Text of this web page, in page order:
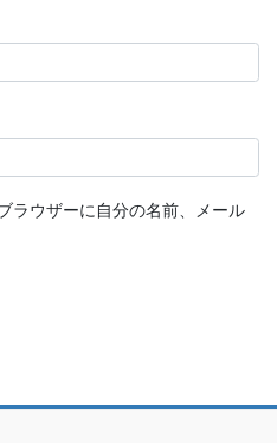
ラウザーに自分の名前、メール